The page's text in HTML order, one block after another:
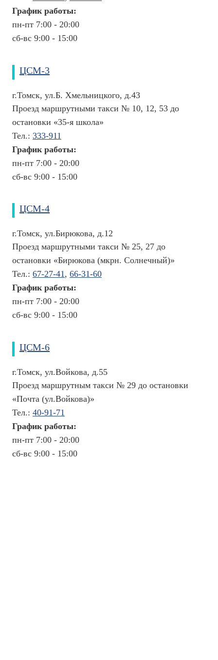
и
й
График работы:
пн-пт 7:00 - 20:00
сб-вс 9:00 - 15:00
ЦСМ-3
г.Томск, ул.Б. Хмельницкого, д.43
Проезд маршрутными такси № 10, 12, 53 до
остановки «35-я школа»
Тел.: 333-911
График работы:
пн-пт 7:00 - 20:00
сб-вс 9:00 - 15:00
ЦСМ-4
г.Томск, ул.Бирюкова, д.12
Проезд маршрутными такси № 25, 27 до
остановки «Бирюкова (мкрн. Солнечный)»
Тел.: 67-27-41, 66-31-60
График работы:
пн-пт 7:00 - 20:00
сб-вс 9:00 - 15:00
ЦСМ-6
г.Томск, ул.Войкова, д.55
Проезд маршрутным такси № 29 до остановки
«Почта (ул.Войкова)»
Тел.: 40-91-71
График работы:
пн-пт 7:00 - 20:00
сб-вс 9:00 - 15:00